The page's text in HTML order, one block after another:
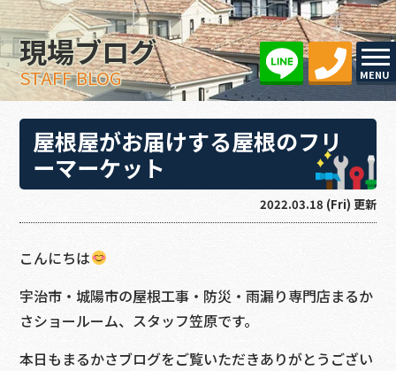
MENU
現場ブログ
STAFF BLOG
屋根屋がお届けする屋根のフリ
ーマーケット
2022.03.18 (Fri) 更新
こんにちは
宇治市・城陽市の屋根工事・防災・雨漏り専門店まるか
さショールーム、スタッフ笠原です。
本日もまるかさブログをご覧いただきありがとうござい